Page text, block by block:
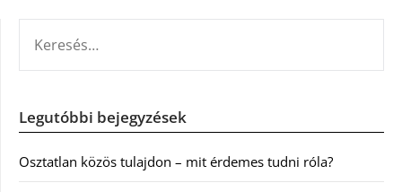
Legutóbbi bejegyzések
Osztatlan közös tulajdon – mit érdemes tudni róla?